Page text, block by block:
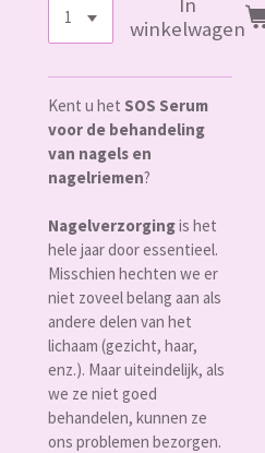
In
winkelwagen
Kent u het SOS Serum
voor de behandeling
van nagels en
nagelriemen?
Nagelverzorgingis het
hele jaar door essentieel.
Misschien hechten we er
niet zoveel belang aan als
andere delen van het
lichaam (gezicht, haar,
enz.). Maar uiteindelijk, als
we ze niet goed
behandelen, kunnen ze
ons problemen bezorgen.